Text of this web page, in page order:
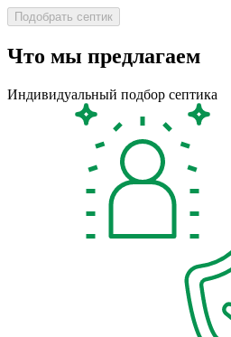
Что мы предлагаем
Индивидуальный подбор септика